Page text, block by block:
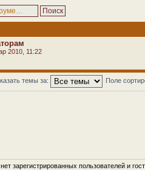
2010, 11:22
темы за: Поле
зарегистрированных пользователей и